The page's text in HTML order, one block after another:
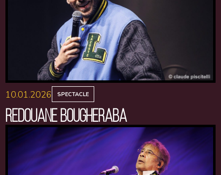
10.01.2026 SPECTACLE
REDOUANE BOUGHERABA